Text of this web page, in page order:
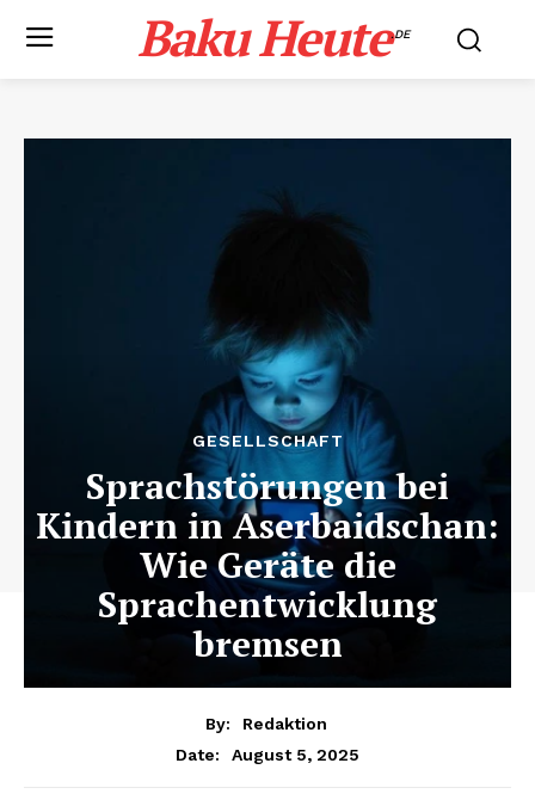
Baku Heute.DE
GESELLSCHAFT
Sprachstörungen bei
Kindern in Aserbaidschan:
Wie Geräte die
Sprachentwicklung
bremsen
By:
Redaktion
Date:
August 5, 2025